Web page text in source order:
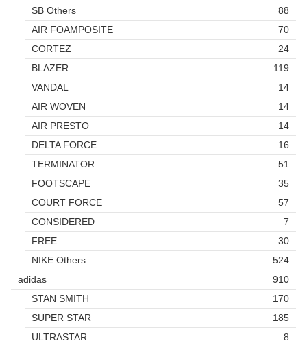
SB Others
88
AIR FOAMPOSITE
70
CORTEZ
24
BLAZER
119
VANDAL
14
AIR WOVEN
14
AIR PRESTO
14
DELTA FORCE
16
TERMINATOR
51
FOOTSCAPE
35
COURT FORCE
57
CONSIDERED
7
FREE
30
NIKE Others
524
adidas
910
STAN SMITH
170
SUPER STAR
185
ULTRASTAR
8